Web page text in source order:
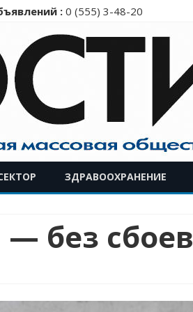
: 0 (555) 3-48-20
к
содержимому
ЗДРАВООХРАНЕНИЕ
без сбоев